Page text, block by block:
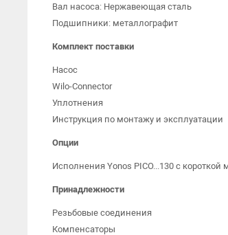
Вал насоса: Нержавеющая сталь
Подшипники: металлографит
Комплект поставки
Насос
Wilo-Connector
Уплотнения
Инструкция по монтажу и эксплуатации
Опции
Исполнения Yonos PICO...130 с
Принадлежности
Резьбовые соединения
Компенсаторы